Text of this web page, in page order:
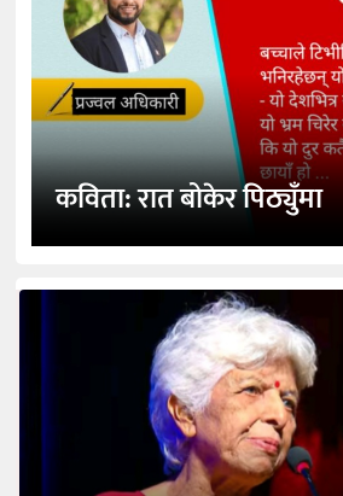
कविता: रात बोकेर पिठ्युँमा